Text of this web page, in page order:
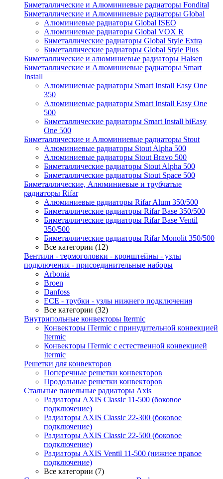
Биметаллические и Алюминиевые радиаторы Fondital
Биметаллические и Алюминиевые радиаторы Global
Алюминиевые радиаторы Global ISEO
Алюминиевые радиаторы Global VOX R
Биметаллические радиаторы Global Style Extra
Биметаллические радиаторы Global Style Plus
Биметаллические и алюминиевые радиаторы Halsen
Биметаллические и Алюминиевые радиаторы Smart
Install
Алюминиевые радиаторы Smart Install Easy One
350
Алюминиевые радиаторы Smart Install Easy One
500
Биметаллические радиаторы Smart Install biEasy
One 500
Биметаллические и Алюминиевые радиаторы Stout
Алюминиевые радиаторы Stout Alpha 500
Алюминиевые радиаторы Stout Bravo 500
Биметаллические радиаторы Stout Alpha 500
Биметаллические радиаторы Stout Space 500
Биметаллические, Алюминиевые и трубчатые
радиаторы Rifar
Алюминиевые радиаторы Rifar Alum 350/500
Биметаллические радиаторы Rifar Base 350/500
Биметаллические радиаторы Rifar Base Ventil
350/500
Биметаллические радиаторы Rifar Monolit 350/500
Все категории (12)
Вентили - термоголовки - кронштейны - узлы
подключения - присоединительные наборы
Arbonia
Broen
Danfoss
ECE - трубки - узлы нижнего подключения
Все категории (32)
Внутрипольные конвекторы Itermic
Конвекторы iTermic c принудительной конвекцией
Itermic
Конвекторы iTermic с естественной конвекцией
Itermic
Решетки для конвекторов
Поперечные решетки конвекторов
Продольные решетки конвекторов
Стальные панельные радиаторы Axis
Радиаторы AXIS Classic 11-500 (боковое
подключение)
Радиаторы AXIS Classic 22-300 (боковое
подключение)
Радиаторы AXIS Classic 22-500 (боковое
подключение)
Радиаторы AXIS Ventil 11-500 (нижнее правое
подключение)
Все категории (7)